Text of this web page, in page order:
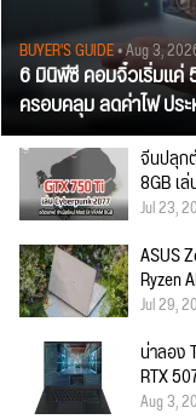
BUYER'S GUIDE• Aug 3,
6 มินิพีซี คอมจิ๋วเริ่มแค่
ครอบคลุม ลดค่าไฟ ปร
จีนปลุก
8GB เ
Jul 23,
ASUS
Ryzen
Jul 29,
น่าลอง
RTX
Aug 3,